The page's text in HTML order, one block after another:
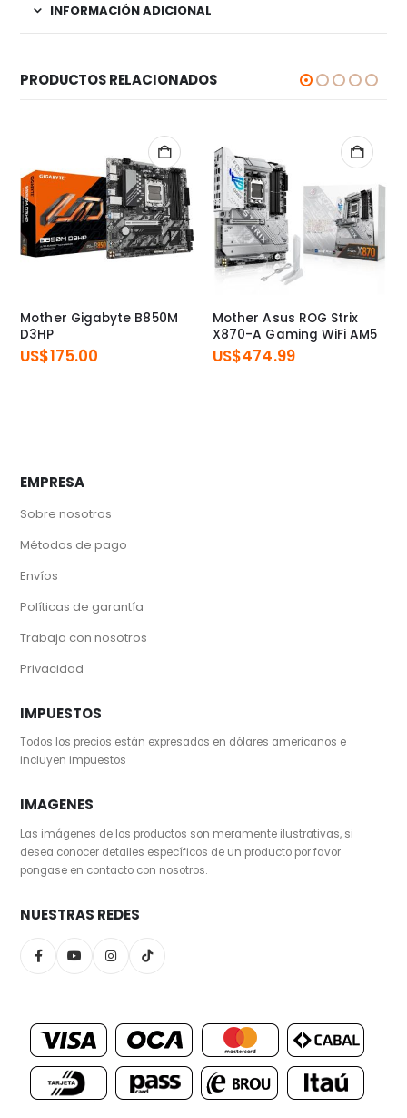
INFORMACIÓN ADICIONAL
PRODUCTOS RELACIONADOS
Mother Gigabyte B850M
D3HP
US$175.00
Mother Asus ROG Strix
X870-A Gaming WiFi AM5
US$474.99
EMPRESA
Sobre nosotros
Métodos de pago
Envíos
Políticas de garantía
Trabaja con nosotros
Privacidad
IMPUESTOS
Todos los precios están expresados en dólares americanos e
incluyen impuestos
IMAGENES
Las imágenes de los productos son meramente ilustrativas, si
desea conocer detalles específicos de un producto por favor
pongase en contacto con nosotros.
NUESTRAS REDES